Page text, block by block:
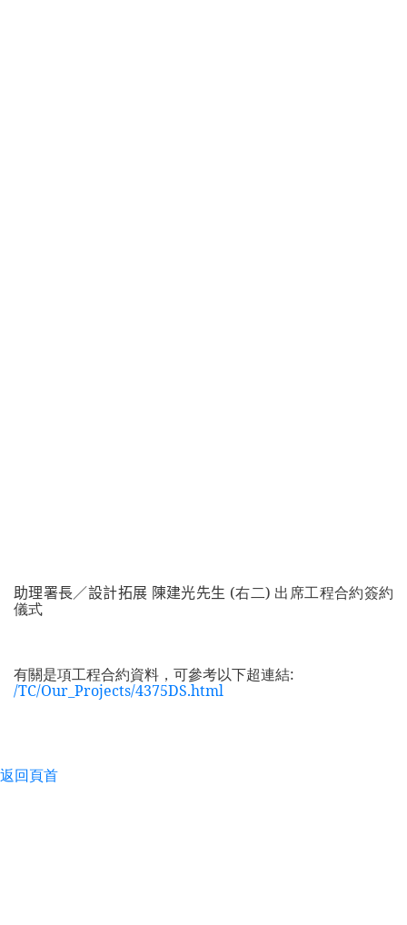
助理署長／設計拓展 陳建光先生 (右二) 出席工程合約簽約
儀式
有關是項工程合約資料，可參考以下超連結:
/TC/Our_Projects/4375DS.html
返回頁首